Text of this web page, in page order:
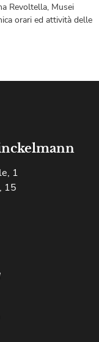
Revoltella, Musei
orari ed attività delle
1
15